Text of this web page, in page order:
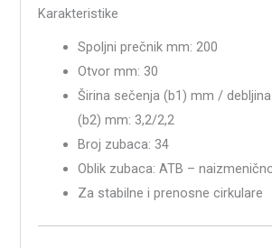
Karakteristike
Spoljni prečnik mm: 200
Otvor mm: 30
Širina sečenja (b1) mm /
(b2) mm: 3,2/2,2
Broj zubaca: 34
Oblik zubaca: ATB –
Za stabilne i prenosne cirkulare